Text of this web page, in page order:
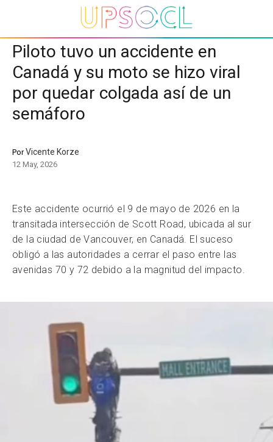
Piloto tuvo un accidente en
Canadá y su moto se hizo viral
por quedar colgada así de un
semáforo
PorVicente Korze
12 May, 2026
Este accidente ocurrió el 9 de mayo de 2026 en la
transitada intersección de Scott Road, ubicada al sur
de la ciudad de Vancouver, en Canadá. El suceso
obligó a las autoridades a cerrar el paso entre las
avenidas 70 y 72 debido a la magnitud del impacto.